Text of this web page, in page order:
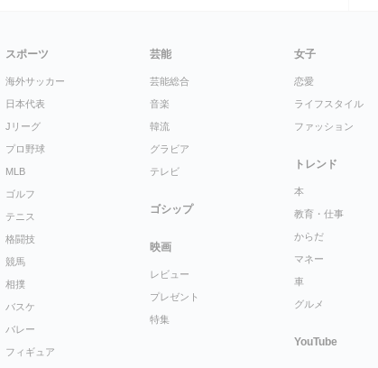
スポーツ
海外サッカー
日本代表
Jリーグ
プロ野球
MLB
ゴルフ
テニス
格闘技
競馬
相撲
バスケ
バレー
フィギュア
芸能
芸能総合
音楽
韓流
グラビア
テレビ
ゴシップ
映画
レビュー
プレゼント
特集
女子
恋愛
ライフスタイル
ファッション
トレンド
本
教育・仕事
からだ
マネー
車
グルメ
YouTube